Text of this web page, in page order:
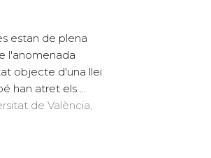
estan de plena
l'anomenada
objecte d'una llei
han atret els ...
de València,